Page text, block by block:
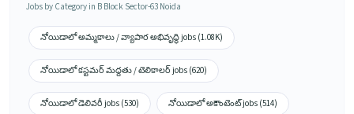
Jobs by Category in B Block Sector-63 Noida
నోయిడాలో అమ్మకాలు / వ్యాపార అభివృద్ధి jobs (1.08K)
నోయిడాలో కస్టమర్ మద్దతు / టెలికాలర్ jobs (620)
నోయిడాలో డెలివరీ jobs (530) నోయిడాలో అకౌంటెంట్ jobs (514)